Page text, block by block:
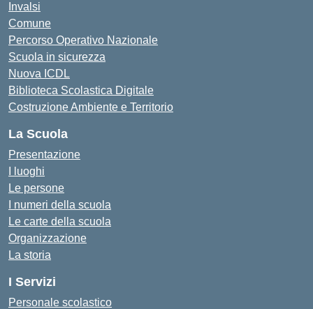
Invalsi
Comune
Percorso Operativo Nazionale
Scuola in sicurezza
Nuova ICDL
Biblioteca Scolastica Digitale
Costruzione Ambiente e Territorio
La Scuola
Presentazione
I luoghi
Le persone
I numeri della scuola
Le carte della scuola
Organizzazione
La storia
I Servizi
Personale scolastico